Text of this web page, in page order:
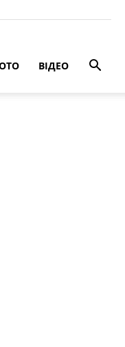
ВІДЕО